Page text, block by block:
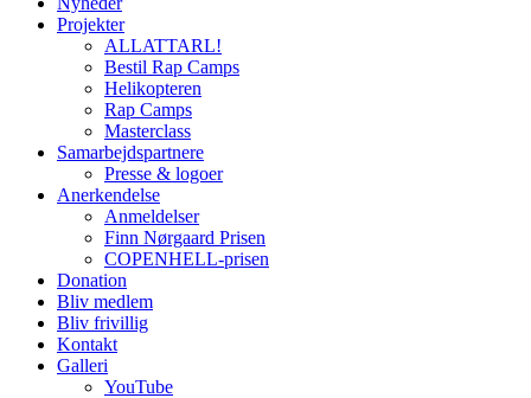
Projekter
ALLATTARL!
Bestil Rap Camps
Helikopteren
Rap Camps
Masterclass
Samarbejdspartnere
Presse & logoer
Anerkendelse
Anmeldelser
Finn Nørgaard Prisen
COPENHELL-prisen
Donation
Bliv medlem
Bliv frivillig
Kontakt
Galleri
YouTube